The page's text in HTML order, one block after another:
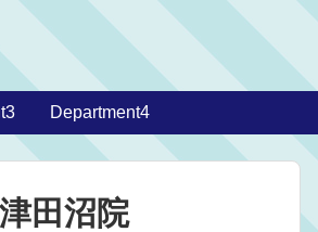
Department4
田沼院